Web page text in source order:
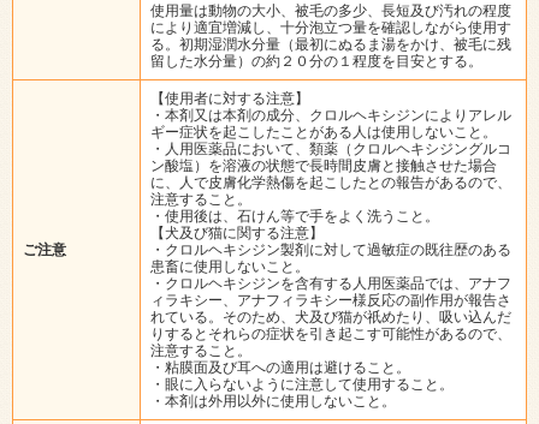
使用量は動物の大小、被毛の多少、長短及び汚れの程度
により適宜増減し、十分泡立つ量を確認しながら使用す
る。初期湿潤水分量（最初にぬるま湯をかけ、被毛に残
留した水分量）の約２０分の１程度を目安とする。
ご注意
【使用者に対する注意】
・本剤又は本剤の成分、クロルヘキシジンによりアレル
ギー症状を起こしたことがある人は使用しないこと。
・人用医薬品において、類薬（クロルヘキシジングルコ
ン酸塩）を溶液の状態で長時間皮膚と接触させた場合
に、人で皮膚化学熱傷を起こしたとの報告があるので、
注意すること。
・使用後は、石けん等で手をよく洗うこと。
【犬及び猫に関する注意】
・クロルヘキシジン製剤に対して過敏症の既往歴のある
患畜に使用しないこと。
・クロルヘキシジンを含有する人用医薬品では、アナフ
ィラキシー、アナフィラキシー様反応の副作用が報告さ
れている。そのため、犬及び猫が祇めたり、吸い込んだ
りするとそれらの症状を引き起こす可能性があるので、
注意すること。
・粘膜面及び耳への適用は避けること。
・眼に入らないように注意して使用すること。
・本剤は外用以外に使用しないこと。